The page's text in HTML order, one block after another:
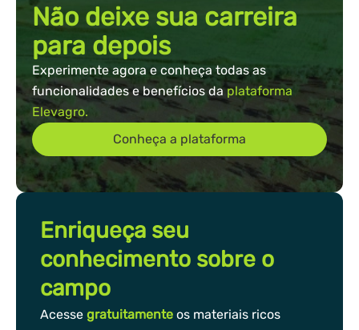
Não deixe sua carreira
para depois
Experimente agora e conheça todas as
funcionalidades e benefícios daplataforma
Elevagro.
Conheça a plataforma
Enriqueça seu
conhecimento sobre o
campo
Acesse gratuitamente os materiais ricos